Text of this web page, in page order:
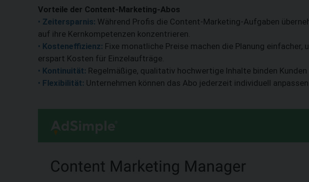
Vorteile der Content-Marketing-Abos
• Zeitersparnis: Während Profis die Content-Marketing-Aufgaben
auf ihre Kernkompetenzen konzentrieren.
• Kosteneffizienz: Fixe monatliche Preise machen die Planung einfacher,
erspart Kosten für Einzelaufträge.
• Kontinuität: Regelmäßige, qualitativ hochwertige Inhalte binden
• Flexibilität: Unternehmen können das Abo jederzeit individuell anpassen.